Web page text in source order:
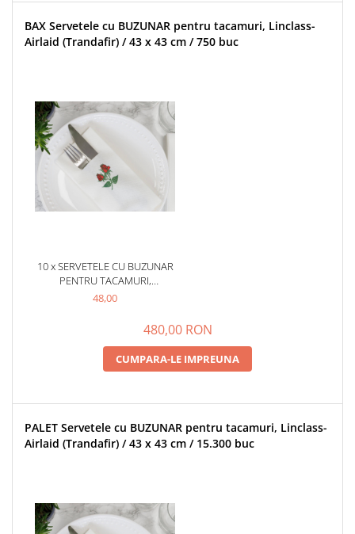
BAX Servetele cu BUZUNAR pentru tacamuri, Linclass-
Airlaid (Trandafir) / 43 x 43 cm / 750 buc
10 x SERVETELE CU BUZUNAR
PENTRU TACAMURI,
LINCLASS-AIRLAID
48,00
480,00 RON
CUMPARA-LE IMPREUNA
PALET Servetele cu BUZUNAR pentru tacamuri, Linclass-
Airlaid (Trandafir) / 43 x 43 cm / 15.300 buc